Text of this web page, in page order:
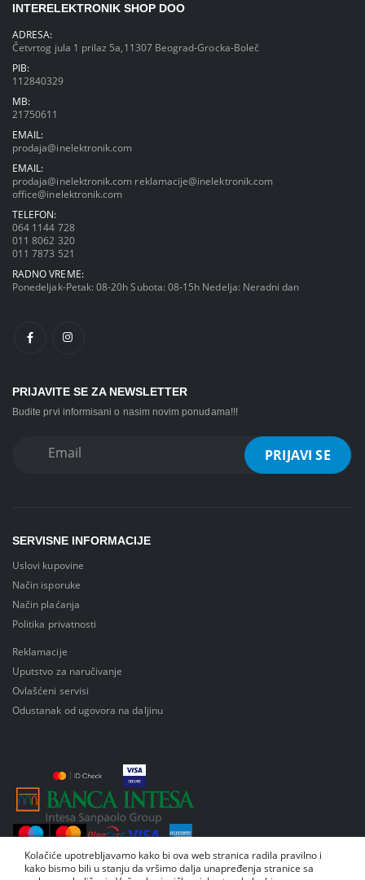
INTERELEKTRONIK SHOP DOO
ADRESA:
Četvrtog jula 1 prilaz 5a,11307 Beograd-Grocka-Boleč
PIB:
112840329
MB:
21750611
EMAIL:
prodaja@inelektronik.com
EMAIL:
prodaja@inelektronik.com reklamacije@inelektronik.com
office@inelektronik.com
TELEFON:
064 1144 728
011 8062 320
011 7873 521
RADNO VREME:
Ponedeljak-Petak: 08-20h Subota: 08-15h Nedelja: Neradni dan
PRIJAVITE SE ZA NEWSLETTER
Budite prvi informisani o nasim novim ponudama!!!
SERVISNE INFORMACIJE
Uslovi kupovine
Način isporuke
Način plaćanja
Politika privatnosti
Reklamacije
Uputstvo za naručivanje
Ovlašćeni servisi
Odustanak od ugovora na daljinu
Kolačiće upotrebljavamo kako bi ova web stranica radila pravilno i
kako bismo bili u stanju da vršimo dalja unapređenja stranice sa